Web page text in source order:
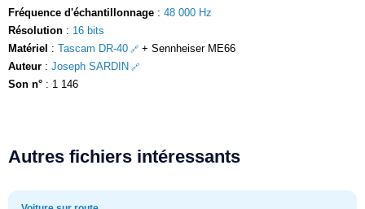
Fréquence d'échantillonnage : 48 000 Hz
Résolution : 16 bits
Matériel : Tascam DR-40
+ Sennheiser ME66
Auteur : Joseph SARDIN
Son n° : 1 146
Autres fichiers intéressants